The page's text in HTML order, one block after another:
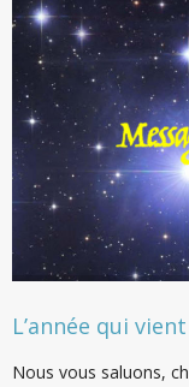
L’année qui
Nous vous saluons,